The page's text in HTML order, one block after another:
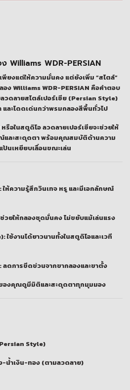
Williams WDR-PERSIAN
ยงแต่ให้ความมั่นคง แต่ยังเพิ่ม “สไตล์”
Williams WDR-PERSIAN คือคำตอบ
ดลายสไตล์เปอร์เซีย (Persian Style)
และโดดเด่นกว่าพรมกลองสีพื้นทั่วไป
รือในสตูดิโอ ลวดลายเปอร์เซียจะช่วยให้
ละสะดุดตา พร้อมคุณสมบัติด้านความ
ป้นเหยียบเลื่อนขณะเล่น
ให้ความรู้สึกวินเทจ หรู และมีเอกลักษณ์
ช่วยให้กลองชุดมั่นคง ไม่ขยับแม้เล่นแรง
ใช้งานได้ยาวนานทั้งในสตูดิโอและเวที
ลดการขีดข่วนจากขากลองและขาตั้ง
องคุณดูมีมิติและสะดุดตาทุกมุมมอง
Style)
น้ำเงิน-ทอง (ตามลวดลาย)